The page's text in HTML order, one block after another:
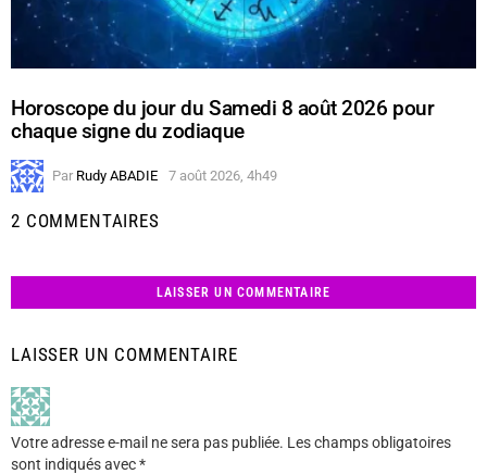
Horoscope du jour du Samedi 8 août 2026 pour
chaque signe du zodiaque
Par Rudy ABADIE 7 août 2026, 4h49
2 COMMENTAIRES
LAISSER UN COMMENTAIRE
LAISSER UN COMMENTAIRE
Votre adresse e-mail ne sera pas publiée. Les champs obligatoires
sont indiqués avec*